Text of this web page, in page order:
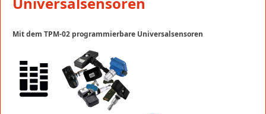
Mit dem TPM-02 programmierbare Universalsensoren